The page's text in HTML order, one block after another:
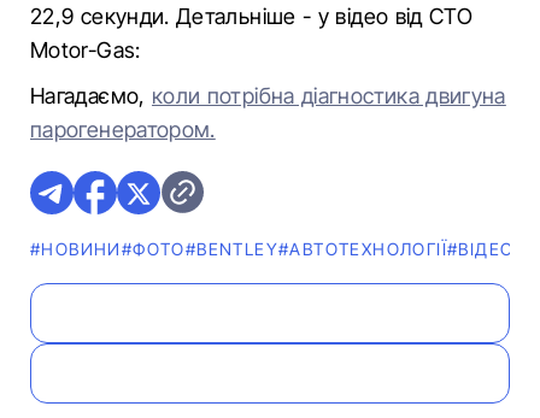
22,9 секунди. Детальніше - у відео від СТО
Motor-Gas:
Нагадаємо, коли потрібна діагностика двигуна
парогенератором.
#НОВИНИ#ФОТО#BENTLEY#АВТОТЕХНОЛОГІЇ#ВІДЕО